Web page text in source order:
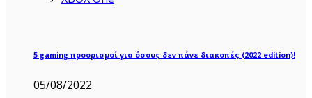
5 gaming προορισμοί για όσους δεν πάνε διακοπές (2022 edition)!
05/08/2022